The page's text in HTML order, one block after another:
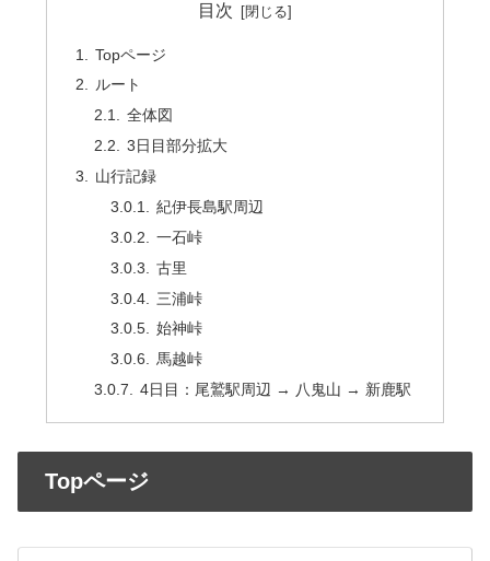
目次
Topページ
ルート
全体図
3日目部分拡大
山行記録
紀伊長島駅周辺
一石峠
古里
三浦峠
始神峠
馬越峠
4日目：尾鷲駅周辺 → 八鬼山 → 新鹿駅
Topページ